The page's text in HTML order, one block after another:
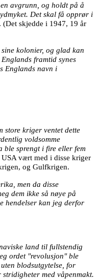
avgrunn, og holdt på å
Det skal få opprør i
. (Det skjedde i 1947, 19 år
kolonier, og glad kan
framtid synes
Englands navn i
store kriger ventet dette
voldsomme
ble sprengt i fire eller fem
USA vært med i disse kriger
og Gulfkrigen.
men da disse
dem ikke så nøye på
hendelser kan jeg derfor
land til fullstendig
ordet "revolusjon" ble
blodsutgytelse, for
med våpenmakt.